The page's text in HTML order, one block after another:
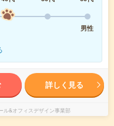
男性
詳しく見る
&オフィスデザイン事業部